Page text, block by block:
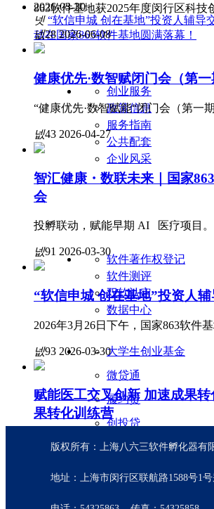
创业服务
政策信息
服务指南
公共配套
企业风采
软件著作权登记
软件测评
双软认定
数据中心
大学生创业基金
微贷通
履约贷
创投贷
股权融资
引导基金
2026-03-30
넷 “软信申城 创在基地”投资人辅导
动在国家863软件基地圆满落幕！
863软件基地获2025年度闵行区科
넶28 2026-06-08
健康优先·数智赋闭门会（第
“健康优先·数智赋能“闭门会（第一
넶43 2026-04-27
智汇健康・数联未来｜国家
会
投孵联动，赋能早期 AI 医疗项目。
넶91 2026-03-30
“软信申城 创在基地”投资人
2026年3月26日下午，国家863软件
넶93 2026-03-30
赋能医工交叉创新 加速成果
果转化训练营
递进式实训精准覆盖临床需求，推
版权所有：上海八六三软件孵化器有
地址：上海市闵行区联航路1588号1